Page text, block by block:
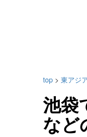
top > 東アジ
池袋
など